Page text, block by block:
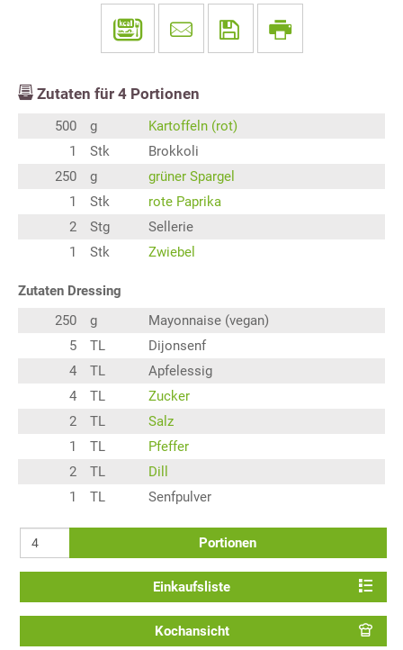
Zutaten für 4 Portionen
500 g
Kartoffeln (rot)
1
Stk
Brokkoli
250
g
grüner Spargel
1
Stk
rote Paprika
2
Stg
Sellerie
1
Stk Zwiebel
Zutaten Dressing
250
g
Mayonnaise (vegan)
5
TL
Dijonsenf
4
TL
Apfelessig
4
TL
Zucker
2
TL
Salz
1
TL
Pfeffer
2
TL
Dill
1
TL Senfpulver
Portionen
Einkaufsliste
Kochansicht